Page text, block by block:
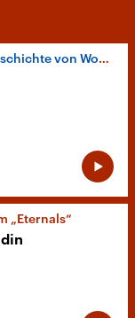
von Wonder Woman
„Eternals“